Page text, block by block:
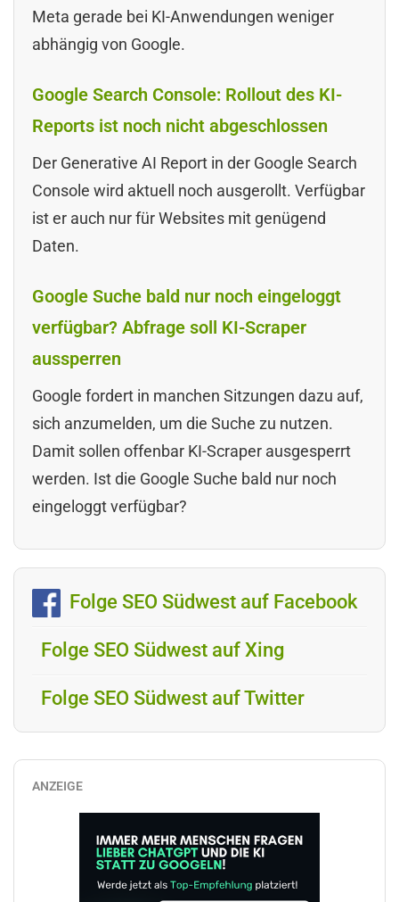
Meta gerade bei KI-Anwendungen weniger
abhängig von Google.
Google Search Console: Rollout des KI-
Reports ist noch nicht abgeschlossen
Der Generative AI Report in der Google Search
Console wird aktuell noch ausgerollt. Verfügbar
ist er auch nur für Websites mit genügend
Daten.
Google Suche bald nur noch eingeloggt
verfügbar? Abfrage soll KI-Scraper
aussperren
Google fordert in manchen Sitzungen dazu auf,
sich anzumelden, um die Suche zu nutzen.
Damit sollen offenbar KI-Scraper ausgesperrt
werden. Ist die Google Suche bald nur noch
eingeloggt verfügbar?
Folge SEO Südwest auf Facebook
Folge SEO Südwest auf Xing
Folge SEO Südwest auf Twitter
ANZEIGE